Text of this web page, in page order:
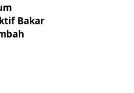
Bakar